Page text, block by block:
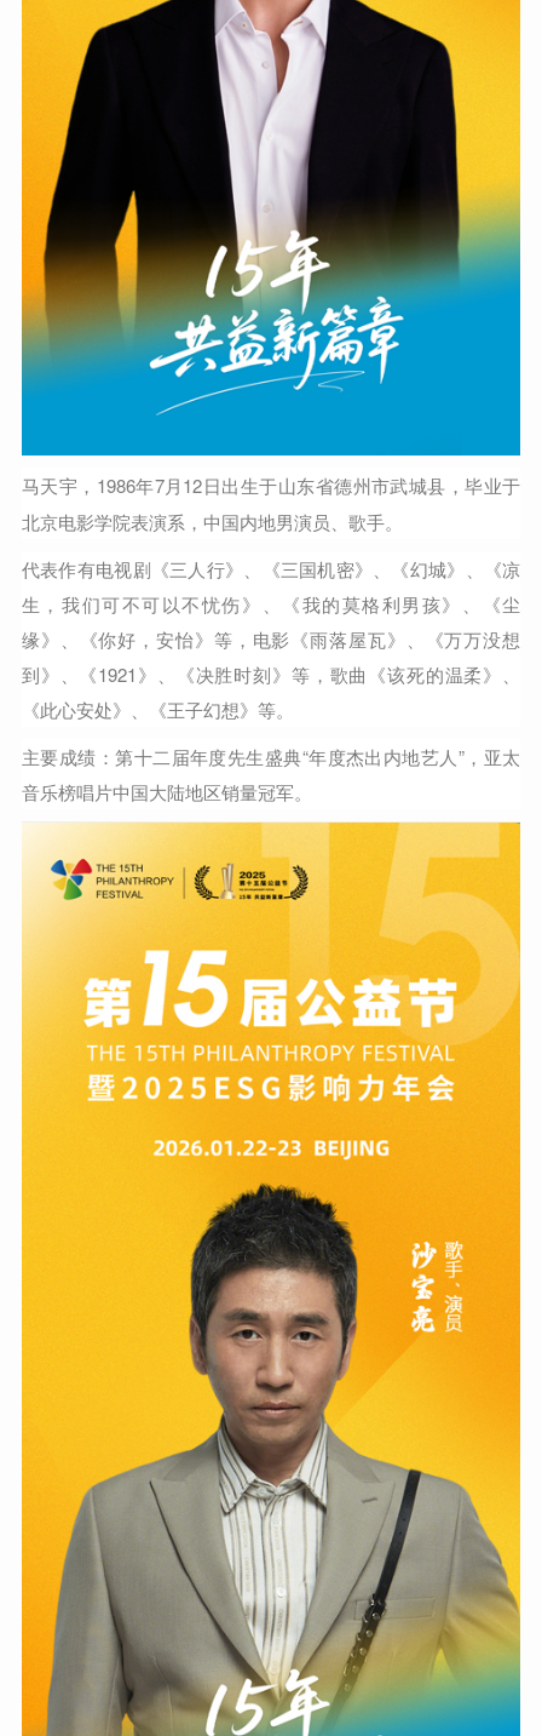
马天宇 ，1986年7月12日出生于山东省德州市武城县，毕业于
北京电影学院表演系，中国内地男演员、歌手。
代表作有电视剧《三人行》、《三国机密》、《幻城》、《凉
生，我们可不可以不忧伤》、《我的莫格利男孩》、《尘
缘》、《你好，安怡》等，电影《雨落屋瓦》、《万万没想
到》、《1921》、《决胜时刻》等，歌曲《该死的温柔》、
《此心安处》、《王子幻想》等。
主要成绩：第十二届年度先生盛典“年度杰出内地艺人”，亚太
音乐榜唱片中国大陆地区销量冠军。